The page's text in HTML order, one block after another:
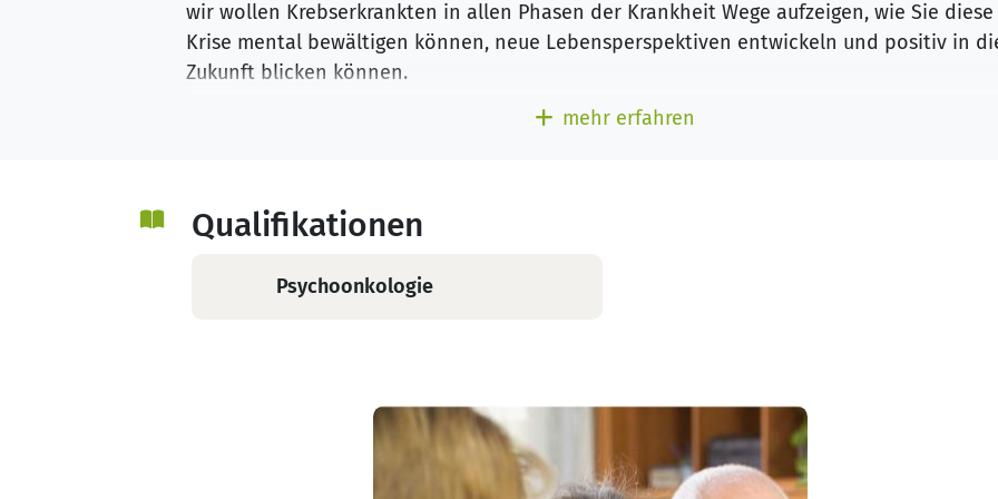
wir wollen Krebserkrankten in allen Phasen der Krankheit Wege aufzeigen, wie Sie diese
Krise mental bewältigen können, neue Lebensperspektiven entwickeln und positiv in
Zukunft blicken können.
in der Krebsberatungsstelle Lutherstadt Wittenberg deshalb
Umgebung empfehlen, die Ihnen behilflich sein können. Wir sind in der
Unsere Beratungen sind selbstverständlichkostenfreiundvertraulich
Ihre Berater der Sachsen-Anhaltischen Krebsgesellschaft am Standort Lutherstadt
mehr erfahren
Qualifikationen
Psychoonkologie